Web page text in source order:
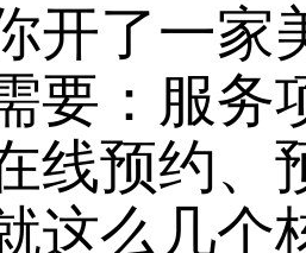
开了一家
要：服务
线预约、
这么几个